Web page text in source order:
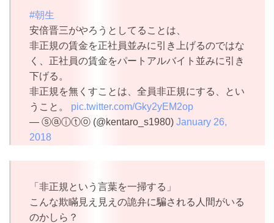
#朝生
安倍晋三がやろうとしてることは、
非正規の賃金を正社員並みに引き上げるのではな
く、正社員の賃金をパートアルバイト並みに引き
下げる。
非正規を無くすことは、全員非正規にする、とい
うこと。 pic.twitter.com/Gky2yEM2op
— ⓢⓐⓘⓣⓞ (@kentaro_s1980) January 26,
2018
「非正規という言葉を一掃する」
こんな欺瞞見え見えの詭弁に騙される人間がいる
のかしら？